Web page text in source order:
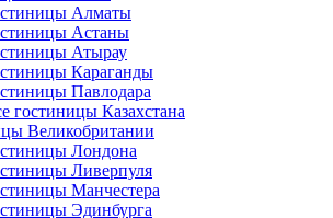
Алматы
Астаны
Атырау
Караганды
Павлодара
гостиницы Казахстана
Великобритании
Лондона
Ливерпуля
Манчестера
Эдинбурга